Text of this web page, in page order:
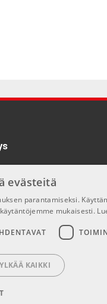
evästeitä
parantamiseksi.
mukaisesti.
KAIKKI